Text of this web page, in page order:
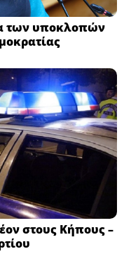
των υποκλοπών
στους Κήπους –